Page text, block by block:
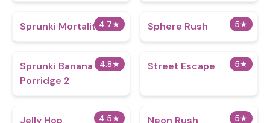
4.7★
Sprunki Mortality 5★
Sphere Rush
4.8★
Sprunki Banana
Porridge 2
5★
Street Escape
4.5★
Jelly Hop 5★
Neon Rush